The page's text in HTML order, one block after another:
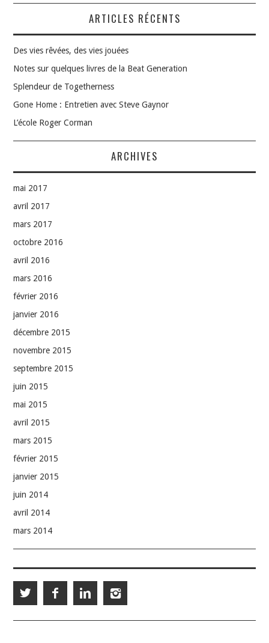
ARTICLES RÉCENTS
Des vies rêvées, des vies jouées
Notes sur quelques livres de la Beat Generation
Splendeur de Togetherness
Gone Home : Entretien avec Steve Gaynor
L’école Roger Corman
ARCHIVES
mai 2017
avril 2017
mars 2017
octobre 2016
avril 2016
mars 2016
février 2016
janvier 2016
décembre 2015
novembre 2015
septembre 2015
juin 2015
mai 2015
avril 2015
mars 2015
février 2015
janvier 2015
juin 2014
avril 2014
mars 2014